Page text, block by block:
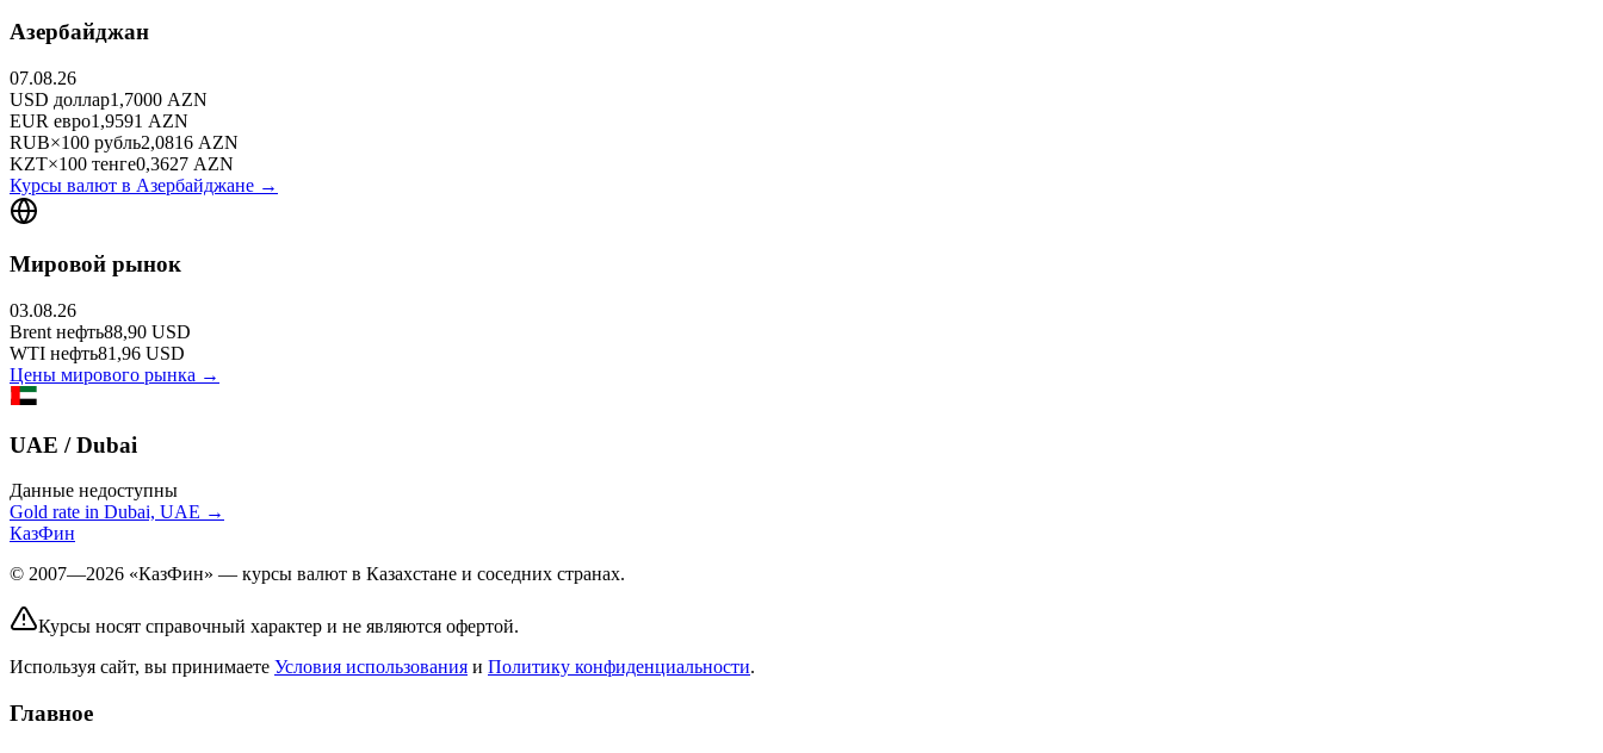
Азербайджан
07.08.26
USD доллар1,7000 AZN
EUR евро1,9591 AZN
RUB×100 рубль2,0816 AZN
KZT×100 тенге0,3627 AZN
Курсы валют в Азербайджане →
Мировой рынок
03.08.26
Brent нефть88,90 USD
WTI нефть81,96 USD
Цены мирового рынка →
UAE / Dubai
Данные недоступны
Gold rate in Dubai, UAE →
КазФин
© 2007—2026 «КазФин» — курсы валют в Казахстане и соседних странах.
Курсы носят справочный характер и не являются офертой.
Используя сайт, вы принимаете Условия использования и Политику конфиденциальности.
Главное